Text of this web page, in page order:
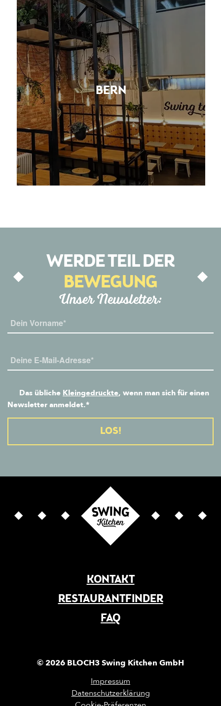
BERN
WERDE TEIL DER
BEWEGUNG
Unser Newsletter:
Das übliche Kleingedruckte, wenn man sich für einen
Newsletter anmeldet.*
KONTAKT
RESTAURANTFINDER
FAQ
© 2026 BLOCH3 Swing Kitchen GmbH
Impressum
Datenschutzerklärung